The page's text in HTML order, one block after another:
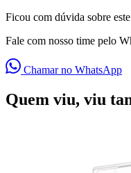
Ficou com dúvida sobre
Fale com nosso time pelo
Chamar no WhatsApp
Quem viu, viu